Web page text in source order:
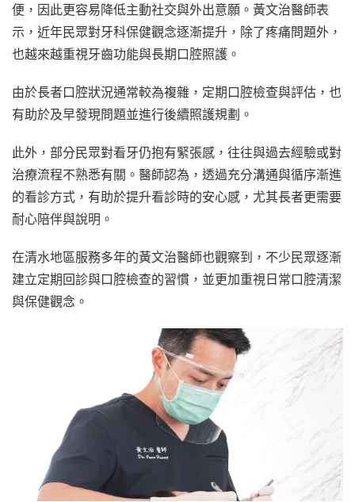
便，因此更容易降低主動社交與外出意願。黃文治醫師表
示，近年民眾對牙科保健觀念逐漸提升，除了疼痛問題外，
也越來越重視牙齒功能與長期口腔照護。
由於長者口腔狀況通常較為複雜，定期口腔檢查與評估，也
有助於及早發現問題並進行後續照護規劃。
此外，部分民眾對看牙仍抱有緊張感，往往與過去經驗或對
治療流程不熟悉有關。醫師認為，透過充分溝通與循序漸進
的看診方式，有助於提升看診時的安心感，尤其長者更需要
耐心陪伴與說明。
在清水地區服務多年的黃文治醫師也觀察到，不少民眾逐漸
建立定期回診與口腔檢查的習慣，並更加重視日常口腔清潔
與保健觀念。